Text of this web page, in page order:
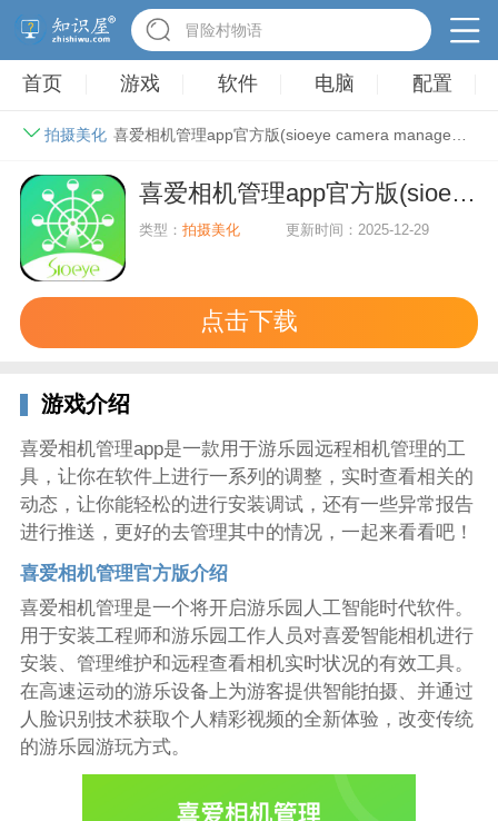
冒险村物语
首页 游戏 软件 电脑 配置
拍摄美化 喜爱相机管理app官方版(sioeye camera management)下载v2.8.9 安卓手机版
喜爱相机管理app官方版(sioeye camera management)下载v2.8.9 安卓手机版
类型：拍摄美化 更新时间：2025-12-29
点击下载
游戏介绍
喜爱相机管理app是一款用于游乐园远程相机管理的工
具，让你在软件上进行一系列的调整，实时查看相关的
动态，让你能轻松的进行安装调试，还有一些异常报告
进行推送，更好的去管理其中的情况，一起来看看吧！
喜爱相机管理官方版介绍
喜爱相机管理是一个将开启游乐园人工智能时代软件。
用于安装工程师和游乐园工作人员对喜爱智能相机进行
安装、管理维护和远程查看相机实时状况的有效工具。
在高速运动的游乐设备上为游客提供智能拍摄、并通过
人脸识别技术获取个人精彩视频的全新体验，改变传统
的游乐园游玩方式。